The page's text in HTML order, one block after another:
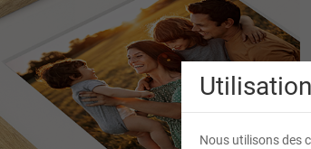
Nous utilisons des